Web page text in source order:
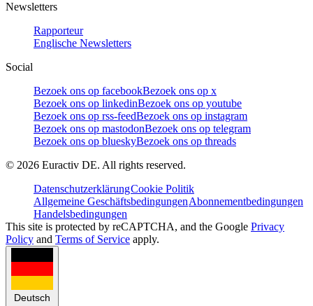
Newsletters
Rapporteur
Englische Newsletters
Social
Bezoek ons op facebookBezoek ons op x
Bezoek ons op linkedinBezoek ons op youtube
Bezoek ons op rss-feedBezoek ons op instagram
Bezoek ons op mastodonBezoek ons op telegram
Bezoek ons op blueskyBezoek ons op threads
© 2026 Euractiv DE. All rights reserved.
DatenschutzerklärungCookie Politik
Allgemeine GeschäftsbedingungenAbonnementbedingungen
Handelsbedingungen
This site is protected by reCAPTCHA, and the Google Privacy
Policy and Terms of Service apply.
Deutsch